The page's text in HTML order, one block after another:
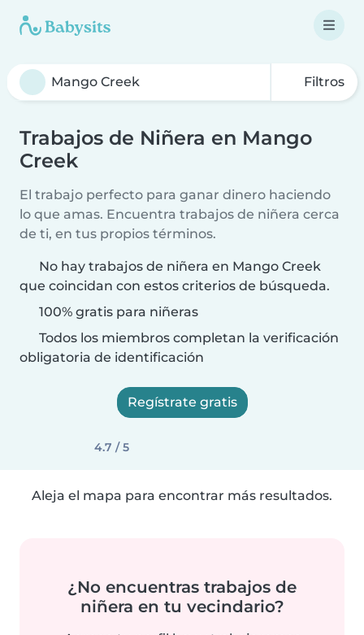
Filtros
Trabajos de Niñera en Mango
Creek
El trabajo perfecto para ganar dinero haciendo
lo que amas. Encuentra trabajos de niñera cerca
de ti, en tus propios términos.
No hay trabajos de niñera en Mango Creek
que coincidan con estos criterios de búsqueda.
100% gratis para niñeras
Todos los miembros completan la verificación
obligatoria de identificación
Regístrate gratis
4.7 / 5
Aleja el mapa para encontrar más resultados.
¿No encuentras trabajos de
niñera en tu vecindario?